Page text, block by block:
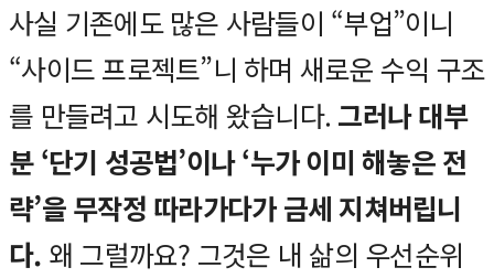
사실 기존에도 많은 사람들이 “부업”이니
“사이드 프로젝트”니 하며 새로운 수익 구조
를 만들려고 시도해 왔습니다. 그러나 대부
분 ‘단기 성공법’이나 ‘누가 이미 해놓은 전
략’을 무작정 따라가다가 금세 지쳐버립니
다. 왜 그럴까요? 그것은 내 삶의 우선순위